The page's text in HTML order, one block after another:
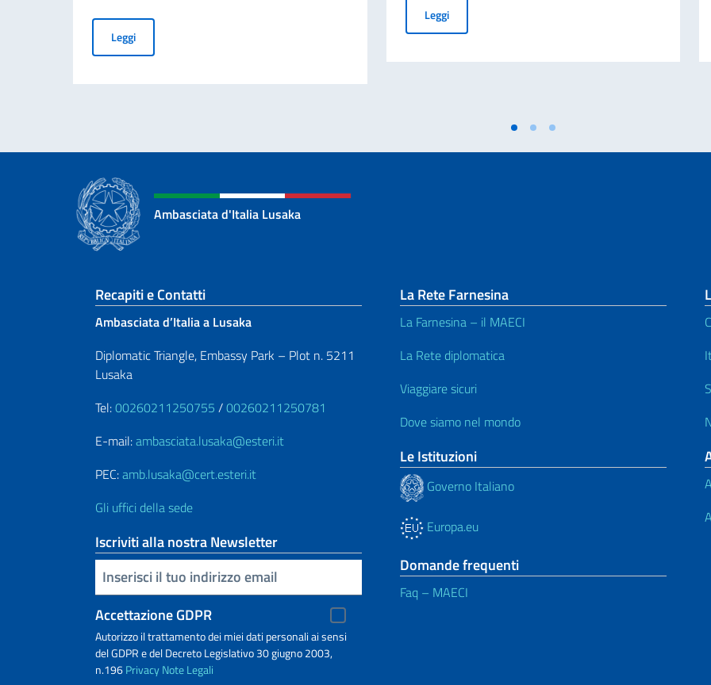
LeggiGiornata Nazionale del Sacrificio del Lavoro Italiano nel Mondo (8 agosto). Messaggio On. Min Tajani.
LeggiGraduatorie delle borse di studio a.a. 2026-2027
Ambasciata d'Italia Lusaka
Sezione footer
Recapiti e Contatti
Ambasciata d’Italia a Lusaka
Diplomatic Triangle, Embassy Park – Plot n. 5211
Lusaka
Tel:00260211250755 /00260211250781
E-mail:ambasciata.lusaka@esteri.it
PEC:amb.lusaka@cert.esteri.it
Gli uffici della sede
Iscriviti alla nostra Newsletter
Inserisci la tua email
Accettazione GDPR
Autorizzo il trattamento dei miei dati personali ai sensi
del GDPR e del Decreto Legislativo 30 giugno 2003,
n.196PrivacyNote Legali
La Rete Farnesina
La Farnesina – il MAECI
La Rete diplomatica
Viaggiare sicuri
Dove siamo nel mondo
Le Istituzioni
Governo Italiano
Europa.eu
Domande frequenti
Faq – MAECI